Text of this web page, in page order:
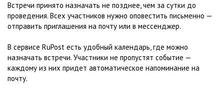
Встречи принято назначать не позднее, чем за сутки до
проведения. Всех участников нужно оповестить письменно —
отправить приглашения на почту или в мессенджер.
В сервисе RuPost есть удобный календарь, где можно
назначать встречи. Участники не пропустят событие —
каждому из них придет автоматическое напоминание на
почту.